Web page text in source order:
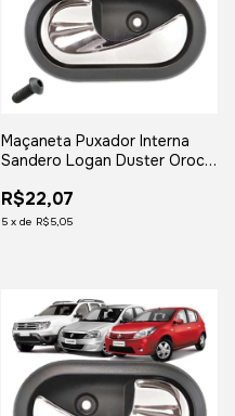
Maçaneta Puxador Interna
Sandero Logan Duster Oroch
R$22,07
5 x de R$5,05